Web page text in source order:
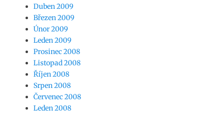
Duben 2009
Březen 2009
Únor 2009
Leden 2009
Prosinec 2008
Listopad 2008
Říjen 2008
Srpen 2008
Červenec 2008
Leden 2008